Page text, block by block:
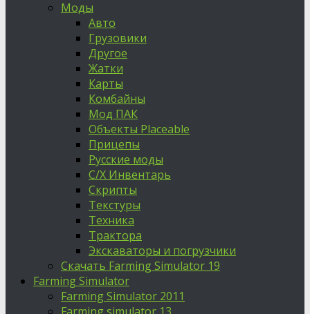
Моды
Авто
Грузовики
Другое
Жатки
Карты
Комбайны
Мод ПАК
Объекты Placeable
Прицепы
Русские моды
С/Х Инвентарь
Скрипты
Текстуры
Техника
Трактора
Экскаваторы и погрузчики
Скачать Farming Simulator 19
Farming Simulator
Farming Simulator 2011